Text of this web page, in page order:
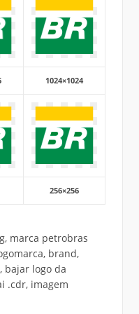
1024×1024
256×256
marca petrobras
brand,
bajar logo da
.cdr, imagem